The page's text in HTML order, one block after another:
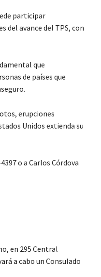
participar
del avance del TPS, con
que
de países que
erupciones
Unidos extienda su
o a Carlos Córdova
en 295 Central
a cabo un Consulado